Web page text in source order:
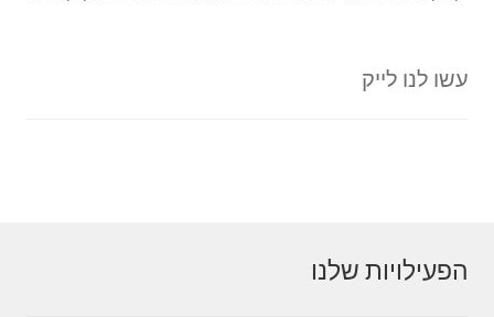
עשו לנו לייק
הפעילויות שלנו